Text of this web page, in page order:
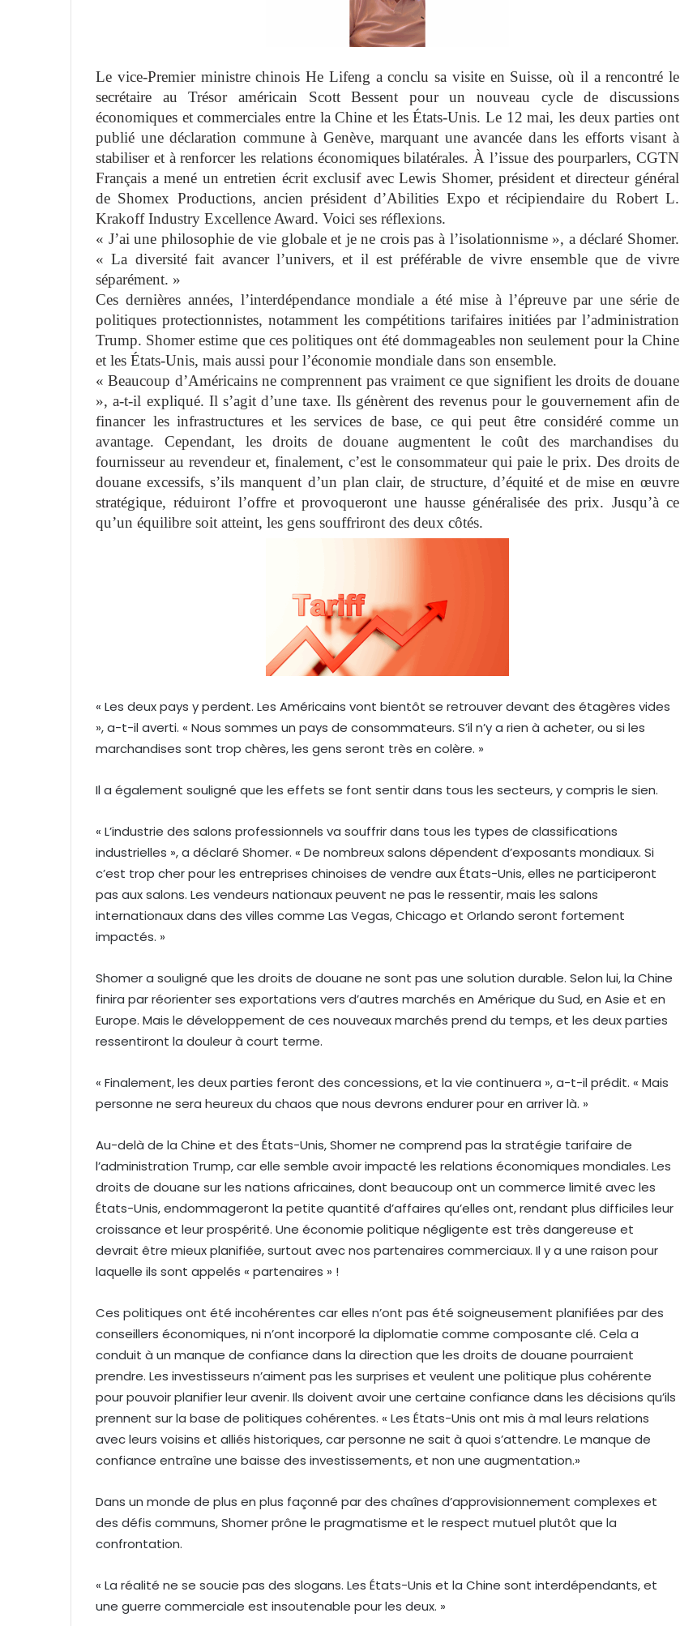
r
i
e
l
Le vice-Premier ministre chinois He Lifeng a conclu sa visite en Suisse, où il a rencontré le
secrétaire au Trésor américain Scott Bessent pour un nouveau cycle de discussions
économiques et commerciales entre la Chine et les États-Unis. Le 12 mai, les deux parties ont
publié une déclaration commune à Genève, marquant une avancée dans les efforts visant à
stabiliser et à renforcer les relations économiques bilatérales. À l’issue des pourparlers, CGTN
Français a mené un entretien écrit exclusif avec Lewis Shomer, président et directeur général
de Shomex Productions, ancien président d’Abilities Expo et récipiendaire du Robert L.
Krakoff Industry Excellence Award. Voici ses réflexions.
« J’ai une philosophie de vie globale et je ne crois pas à l’isolationnisme », a déclaré Shomer.
« La diversité fait avancer l’univers, et il est préférable de vivre ensemble que de vivre
séparément. »
Ces dernières années, l’interdépendance mondiale a été mise à l’épreuve par une série de
politiques protectionnistes, notamment les compétitions tarifaires initiées par l’administration
Trump. Shomer estime que ces politiques ont été dommageables non seulement pour la Chine
et les États-Unis, mais aussi pour l’économie mondiale dans son ensemble.
« Beaucoup d’Américains ne comprennent pas vraiment ce que signifient les droits de douane
», a-t-il expliqué. Il s’agit d’une taxe. Ils génèrent des revenus pour le gouvernement afin de
financer les infrastructures et les services de base, ce qui peut être considéré comme un
avantage. Cependant, les droits de douane augmentent le coût des marchandises du
fournisseur au revendeur et, finalement, c’est le consommateur qui paie le prix. Des droits de
douane excessifs, s’ils manquent d’un plan clair, de structure, d’équité et de mise en œuvre
stratégique, réduiront l’offre et provoqueront une hausse généralisée des prix. Jusqu’à ce
qu’un équilibre soit atteint, les gens souffriront des deux côtés.
« Les deux pays y perdent. Les Américains vont bientôt se retrouver devant des étagères vides
», a-t-il averti. « Nous sommes un pays de consommateurs. S’il n’y a rien à acheter, ou si les
marchandises sont trop chères, les gens seront très en colère. »
Il a également souligné que les effets se font sentir dans tous les secteurs, y compris le sien.
« L’industrie des salons professionnels va souffrir dans tous les types de classifications
industrielles », a déclaré Shomer. « De nombreux salons dépendent d’exposants mondiaux. Si
c’est trop cher pour les entreprises chinoises de vendre aux États-Unis, elles ne participeront
pas aux salons. Les vendeurs nationaux peuvent ne pas le ressentir, mais les salons
internationaux dans des villes comme Las Vegas, Chicago et Orlando seront fortement
impactés. »
Shomer a souligné que les droits de douane ne sont pas une solution durable. Selon lui, la Chine
finira par réorienter ses exportations vers d’autres marchés en Amérique du Sud, en Asie et en
Europe. Mais le développement de ces nouveaux marchés prend du temps, et les deux parties
ressentiront la douleur à court terme.
« Finalement, les deux parties feront des concessions, et la vie continuera », a-t-il prédit. « Mais
personne ne sera heureux du chaos que nous devrons endurer pour en arriver là. »
Au-delà de la Chine et des États-Unis, Shomer ne comprend pas la stratégie tarifaire de
l’administration Trump, car elle semble avoir impacté les relations économiques mondiales. Les
droits de douane sur les nations africaines, dont beaucoup ont un commerce limité avec les
États-Unis, endommageront la petite quantité d’affaires qu’elles ont, rendant plus difficiles leur
croissance et leur prospérité. Une économie politique négligente est très dangereuse et
devrait être mieux planifiée, surtout avec nos partenaires commerciaux. Il y a une raison pour
laquelle ils sont appelés « partenaires » !
Ces politiques ont été incohérentes car elles n’ont pas été soigneusement planifiées par des
conseillers économiques, ni n’ont incorporé la diplomatie comme composante clé. Cela a
conduit à un manque de confiance dans la direction que les droits de douane pourraient
prendre. Les investisseurs n’aiment pas les surprises et veulent une politique plus cohérente
pour pouvoir planifier leur avenir. Ils doivent avoir une certaine confiance dans les décisions qu’ils
prennent sur la base de politiques cohérentes. « Les États-Unis ont mis à mal leurs relations
avec leurs voisins et alliés historiques, car personne ne sait à quoi s’attendre. Le manque de
confiance entraîne une baisse des investissements, et non une augmentation.»
Dans un monde de plus en plus façonné par des chaînes d’approvisionnement complexes et
des défis communs, Shomer prône le pragmatisme et le respect mutuel plutôt que la
confrontation.
« La réalité ne se soucie pas des slogans. Les États-Unis et la Chine sont interdépendants, et
une guerre commerciale est insoutenable pour les deux. »